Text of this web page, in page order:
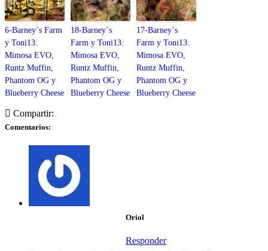
6-Barney´s Farm
y Toni13:
Mimosa EVO,
Runtz Muffin,
Phantom OG y
Blueberry Cheese
18-Barney´s
Farm y Toni13:
Mimosa EVO,
Runtz Muffin,
Phantom OG y
Blueberry Cheese
17-Barney´s
Farm y Toni13:
Mimosa EVO,
Runtz Muffin,
Phantom OG y
Blueberry Cheese
Compartir:
Comentarios:
Oriol
Responder